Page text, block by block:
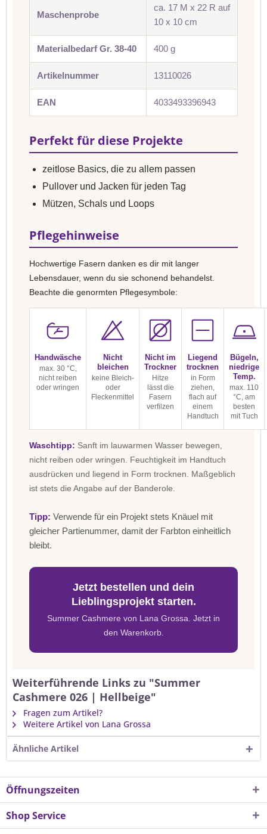
Maschenprobe
ca. 17 M x 22 R auf
10 x 10 cm
Materialbedarf Gr. 38-40 400 g
Artikelnummer 13110026
EAN 4033493396943
Perfekt für diese Projekte
zeitlose Basics, die zu allem passen
Pullover und Jacken für jeden Tag
Mützen, Schals und Loops
Pflegehinweise
Hochwertige Fasern danken es dir mit langer
Lebensdauer, wenn du sie schonend behandelst.
Beachte die genormten Pflegesymbole:
Handwäsche
max. 30 °C,
nicht reiben
oder wringen
Nicht
bleichen
keine Bleich-
oder
Fleckenmittel
Nicht im
Trockner
Hitze
lässt die
Fasern
verfilzen
Liegend
trocknen
in Form
ziehen,
flach auf
einem
Handtuch
Bügeln,
niedrige
Temp.
max. 110
°C, am
besten
mit Tuch
Waschtipp: Sanft im lauwarmen Wasser bewegen,
nicht reiben oder wringen. Feuchtigkeit im Handtuch
ausdrücken und liegend in Form trocknen. Maßgeblich
ist stets die Angabe auf der Banderole.
Tipp: Verwende für ein Projekt stets Knäuel mit
gleicher Partienummer, damit der Farbton einheitlich
bleibt.
Jetzt bestellen und dein
Lieblingsprojekt starten.
Summer Cashmere von Lana Grossa. Jetzt in
den Warenkorb.
Weiterführende Links zu "Summer
Cashmere 026 | Hellbeige"
Fragen zum Artikel?
Weitere Artikel von Lana Grossa
Ähnliche Artikel
Öffnungszeiten
Shop Service